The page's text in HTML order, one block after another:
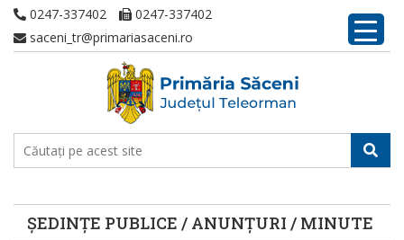
0247-337402
0247-337402
saceni_tr@primariasaceni.ro
ȘEDINȚE PUBLICE / ANUNȚURI / MINUTE